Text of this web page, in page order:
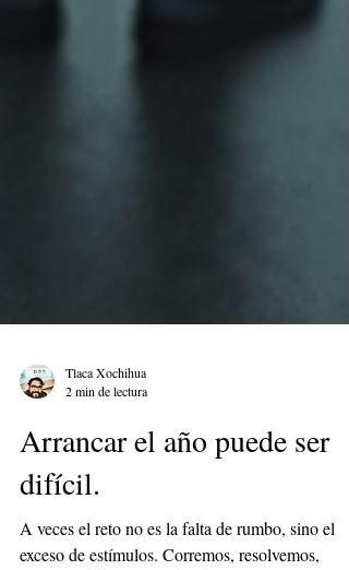
2 min de lectura
Arrancar el año puede ser
difícil.